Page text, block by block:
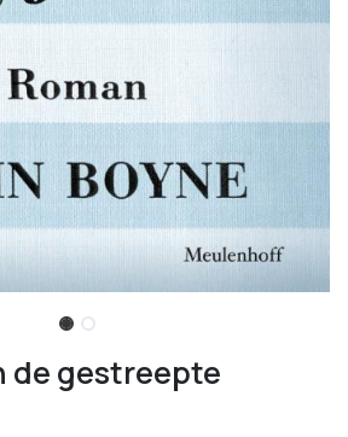
de gestreepte